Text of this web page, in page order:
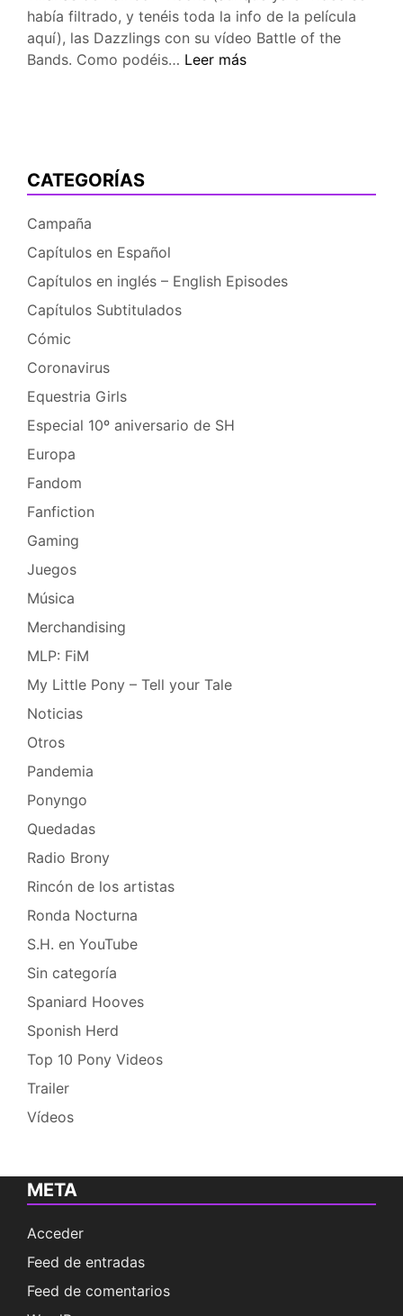
semana!
había filtrado, y tenéis toda la info de la película
aquí), las Dazzlings con su vídeo Battle of the
Bands. Como podéis… Nuevas
Leer más
CATEGORÍAS
Campaña
Capítulos en Español
Capítulos en inglés – English Episodes
Capítulos Subtitulados
Cómic
Coronavirus
Equestria Girls
Especial 10º aniversario de SH
Europa
Fandom
Fanfiction
Gaming
Juegos
Música
Merchandising
MLP: FiM
My Little Pony – Tell your Tale
Noticias
Otros
Pandemia
Ponyngo
Quedadas
Radio Brony
Rincón de los artistas
Ronda Nocturna
S.H. en YouTube
Sin categoría
Spaniard Hooves
Sponish Herd
Top 10 Pony Videos
Trailer
Vídeos
META
Acceder
Feed de entradas
Feed de comentarios